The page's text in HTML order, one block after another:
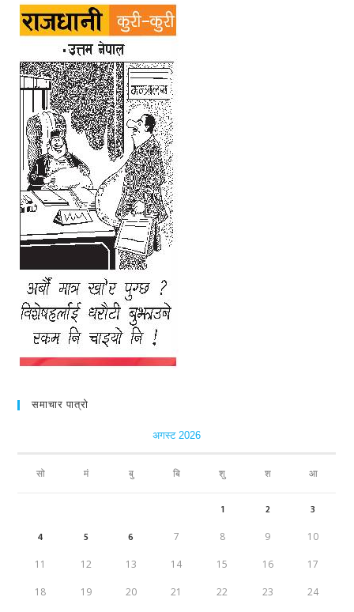
समाचार पात्रो
अगस्ट 2026
सो मं बु बि शु श आ
1 2
3
4
5 6 7 8 9 10
11 12 13 14 15 16 17
18 19 20 21 22 23 24